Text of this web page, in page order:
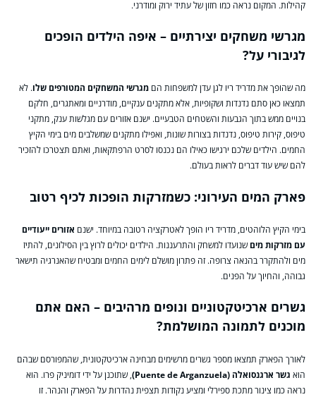
קהילות. המקום נראה כמו חזון של עתיד ירוק ומודרני.
מגרשי משחקים יצירתיים – איפה הילדים הופכים
לגיבורי על?
מה שהופך את מדריד ריו לגן עדן למשפחות הם מגרשי המשחקים המטורפים שלו. לא
תמצאו כאן סתם נדנדות ושקופיות, אלא מתקנים ענקיים, מודרניים ומאתגרים, חלקם
בנויים ממש בתוך הגבעות והשטחים הטבעיים. ישנם אזורים עם מגלשות ענק, מתקני
טיפוס, קירות טיפוס, נדנדות בצורות שונות, ואפילו מתקנים שמשלבים מים בימי הקיץ
החמים. הילדים שלכם ירגישו כאילו הם נכנסו לסרט הרפתקאות, ואתם תצטרכו להזכיר
להם שיש עוד דברים לראות בעולם.
פארק המים העירוני: כשמזרקות הופכות לכיף רטוב
בימי הקיץ הלוהטים, מדריד ריו הופך לאטרקציה רטובה במיוחד. ישנם אזורים ייעודיים
עם מזרקות מים שנועדו למשחק והתרעננות. הילדים יכולים לרוץ בין הסילונים, להתיז
מים ולהתקרר בהנאה צרופה. זה פתרון מושלם לימים החמים ומבטיח שהאנרגיה תישאר
גבוהה, והחיוך על הפנים.
גשרים ארכיטקטוניים ונופים מרהיבים – האם אתם
מוכנים לתמונה המושלמת?
לאורך הפארק תמצאו מספר גשרים מרשימים מבחינה ארכיטקטונית, שהמפורסם שבהם
הוא גשר ארגנסואלה (Puente de Arganzuela)
, שתוכנן על ידי דומיניק פרו. הוא
נראה כמו צינור מתכת ספירלי ומציע נקודות תצפית נהדרות על הפארק והנהר. זו